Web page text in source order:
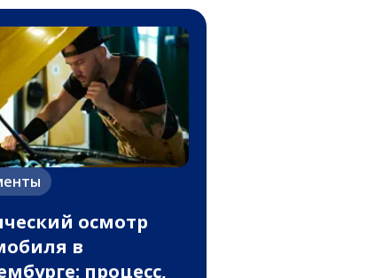
осмотр
в
процесс,